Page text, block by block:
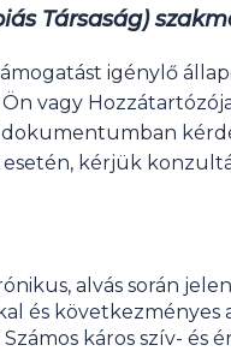
Társaság)
igénylő
vagy
dokumentumban
kérjük
alvás során
és következményes
káros szív- és